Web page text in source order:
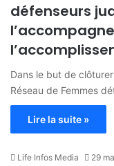
défenseurs
Dans le but de
Réseau de Femmes
Lire la suite »
Life Infos Media 29